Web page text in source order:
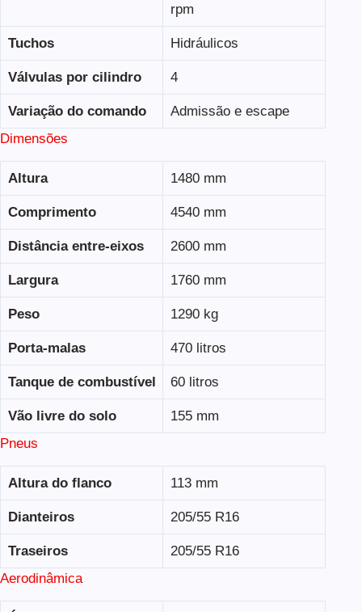
rpm
Tuchos Hidráulicos
Válvulas por cilindro 4
Variação do comando
Admissão e escape
Dimensões
Altura 1480 mm
Comprimento 4540 mm
Distância entre-eixos 2600 mm
Largura 1760 mm
Peso 1290 kg
Porta-malas 470 litros
Tanque de combustível 60 litros
Vão livre do solo
155 mm
Pneus
Altura do flanco 113 mm
Dianteiros 205/55 R16
Traseiros
205/55 R16
Aerodinâmica